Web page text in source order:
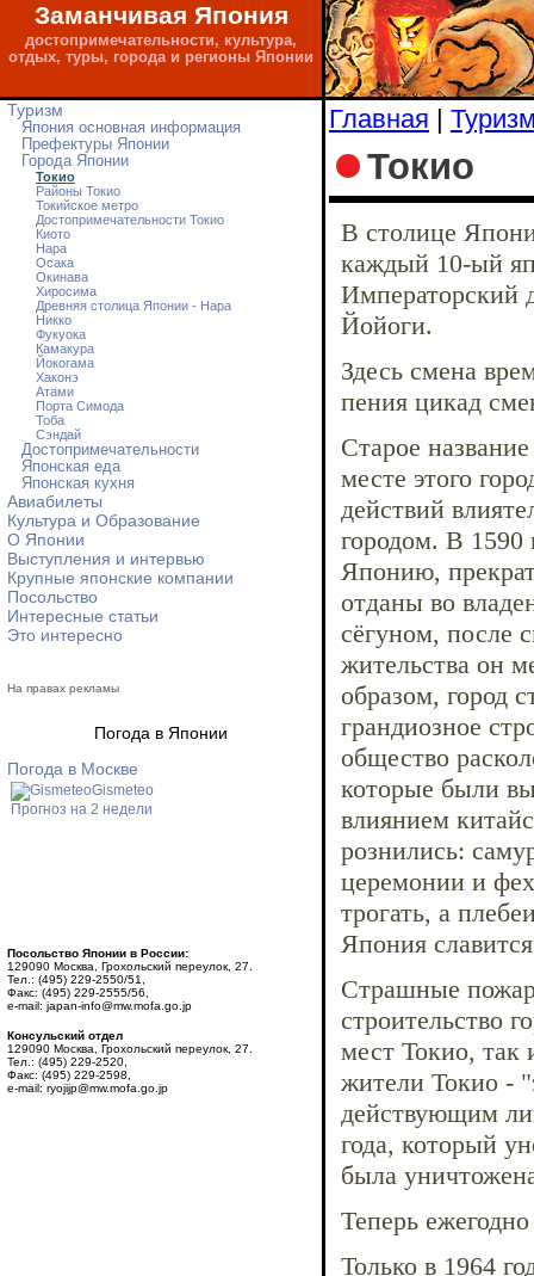
Заманчивая Япония
достопримечательности, культура,
отдых, туры, города и регионы Японии
Туризм
Япония основная информация
Префектуры Японии
Города Японии
Токио
Районы Токио
Токийское метро
Достопримечательности Токио
Киото
Нара
Осака
Окинава
Хиросима
Древняя столица Японии - Нара
Никко
Фукуока
Камакура
Йокогама
Хаконэ
Атами
Порта Симода
Тоба
Сэндай
Достопримечательности
Японская еда
Японская кухня
Авиабилеты
Культура и Образование
О Японии
Выступления и интервью
Крупные японские компании
Посольство
Интересные статьи
Это интересно
На правах рекламы
Погода в Японии
Погода в Москве
Gismeteo
Прогноз на 2 недели
Посольство Японии в России:
129090 Москва, Грохольский переулок, 27.
Тел.: (495) 229-2550/51,
Факс: (495) 229-2555/56,
e-mail: japan-info@mw.mofa.go.jp
Консульский отдел
129090 Москва, Грохольский переулок, 27.
Тел.: (495) 229-2520,
Факс: (495) 229-2598,
e-mail: ryojijp@mw.mofa.go.jp
Главная |
Токио
В столице
каждый 10-ый
Императорский
Йойоги.
Здесь смена
пения цикад
Старое
месте этого
действий
городом. В 1590
Японию,
отданы во
сёгуном, после
жительства он
образом, город
грандиозное
общество
которые были
влиянием
рознились:
церемонии и
трогать, а
Япония
Страшные
строительство
мест Токио,
жители Токио -
действующим
года, который
была
Теперь
Только в 1964